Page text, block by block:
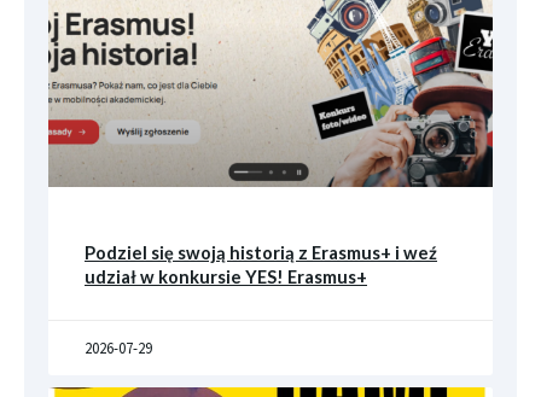
Podziel się swoją historią z Erasmus+ i weź
udział w konkursie YES! Erasmus+
2026-07-29